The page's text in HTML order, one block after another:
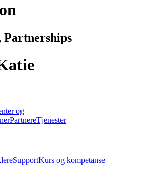
Partnerships
og
PartnereTjenester
SupportKurs og kompetanse